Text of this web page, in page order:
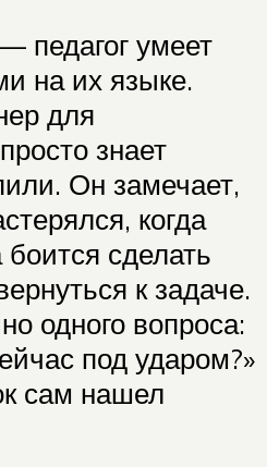
педагог умеет
на их языке.
для
знает
Он замечает,
когда
боится сделать
к задаче.
одного вопроса:
под ударом?»
сам нашел